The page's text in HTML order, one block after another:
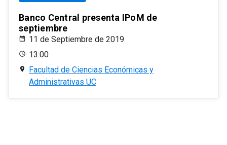
Banco Central presenta IPoM de
septiembre
11 de Septiembre de 2019
13:00
Facultad de Ciencias Económicas y
Administrativas UC